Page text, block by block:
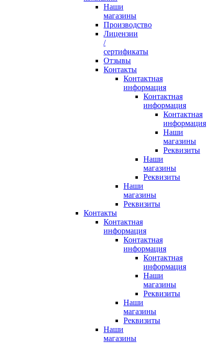
Наши
магазины
Производство
Лицензии
/
сертификаты
Отзывы
Контакты
Контактная
информация
Контактная
информация
Контактная
информация
Наши
магазины
Реквизиты
Наши
магазины
Реквизиты
Наши
магазины
Реквизиты
Контакты
Контактная
информация
Контактная
информация
Контактная
информация
Наши
магазины
Реквизиты
Наши
магазины
Реквизиты
Наши
магазины